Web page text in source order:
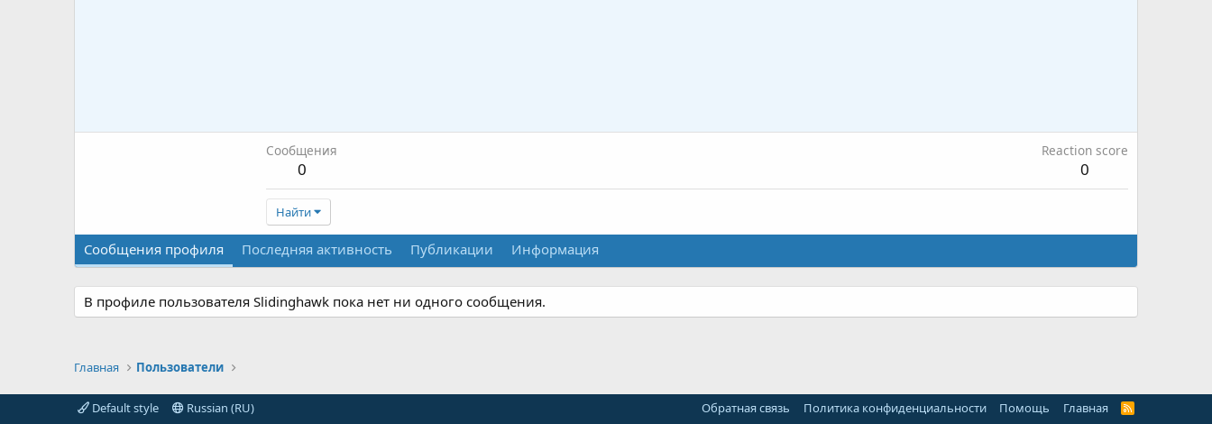
Сообщения
0
Reaction score
0
Найти
Сообщения профиля Последняя активность Публикации Информация
В профиле пользователя Slidinghawk пока нет ни одного сообщения.
Главная Пользователи
Default style Russian (RU) Обратная связь Политика конфиденциальности Помощь Главная
R